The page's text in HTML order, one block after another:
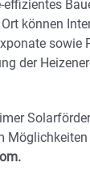
können
sowie
der
Möglichkeiten